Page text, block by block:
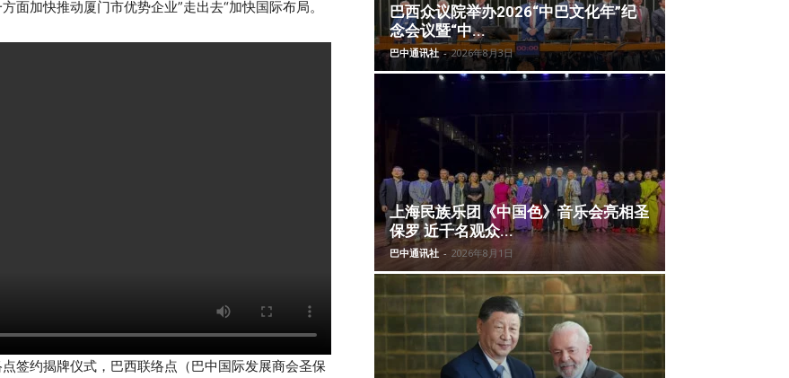
加快推动厦门市优势企业”走出去“加快国际布局。
签约揭牌仪式，巴西联络点（巴中国际发展商会圣保
巴西众议院举办2026“中巴文化年”纪
念会议暨“中...
巴中通讯社 - 2026年8月3日
上海民族乐团《中国色》音乐会亮相圣
保罗 近千名观众...
巴中通讯社 - 2026年8月1日